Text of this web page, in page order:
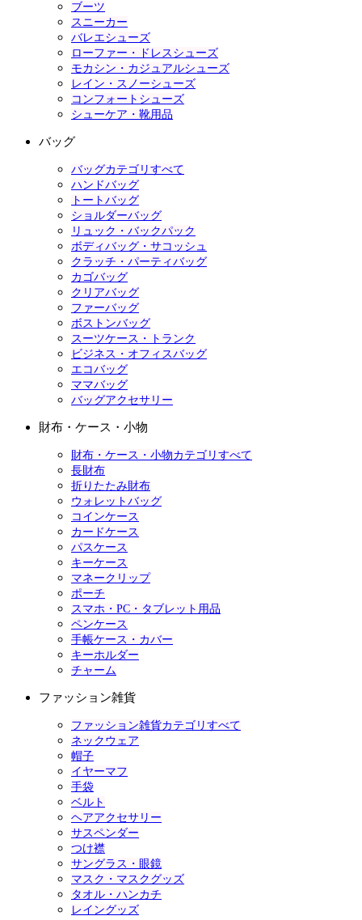
ブーツ
スニーカー
バレエシューズ
ローファー・ドレスシューズ
モカシン・カジュアルシューズ
レイン・スノーシューズ
コンフォートシューズ
シューケア・靴用品
バッグ
バッグカテゴリすべて
ハンドバッグ
トートバッグ
ショルダーバッグ
リュック・バックパック
ボディバッグ・サコッシュ
クラッチ・パーティバッグ
カゴバッグ
クリアバッグ
ファーバッグ
ボストンバッグ
スーツケース・トランク
ビジネス・オフィスバッグ
エコバッグ
ママバッグ
バッグアクセサリー
財布・ケース・小物
財布・ケース・小物カテゴリすべて
長財布
折りたたみ財布
ウォレットバッグ
コインケース
カードケース
パスケース
キーケース
マネークリップ
ポーチ
スマホ・PC・タブレット用品
ペンケース
手帳ケース・カバー
キーホルダー
チャーム
ファッション雑貨
ファッション雑貨カテゴリすべて
ネックウェア
帽子
イヤーマフ
手袋
ベルト
ヘアアクセサリー
サスペンダー
つけ襟
サングラス・眼鏡
マスク・マスクグッズ
タオル・ハンカチ
レイングッズ